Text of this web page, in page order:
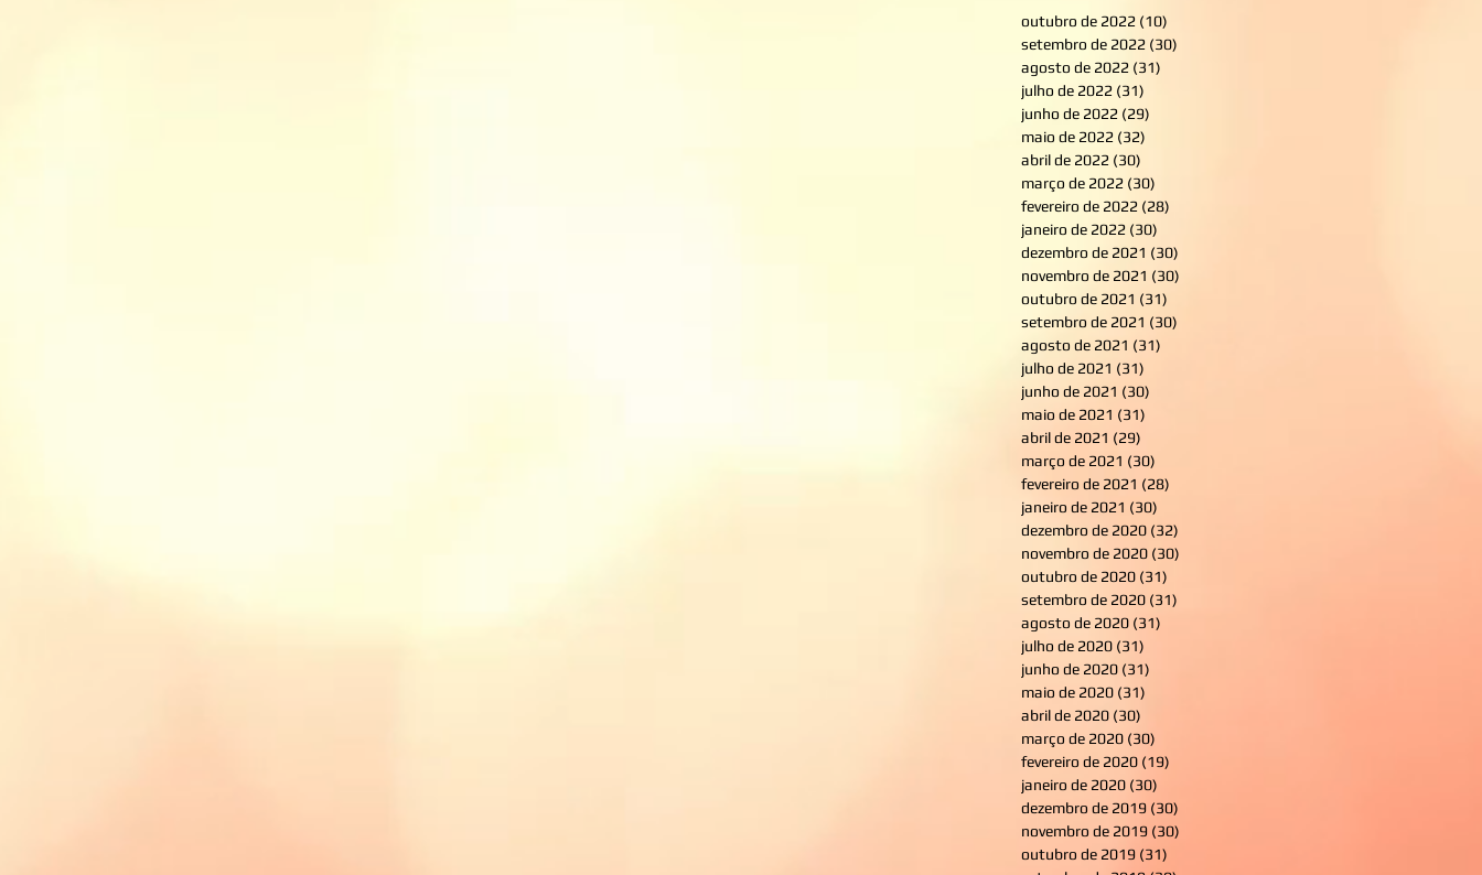
outubro de 2022 (10)
setembro de 2022 (30)
agosto de 2022 (31)
julho de 2022 (31)
junho de 2022 (29)
maio de 2022 (32)
abril de 2022 (30)
março de 2022 (30)
fevereiro de 2022 (28)
janeiro de 2022 (30)
dezembro de 2021 (30)
novembro de 2021 (30)
outubro de 2021 (31)
setembro de 2021 (30)
agosto de 2021 (31)
julho de 2021 (31)
junho de 2021 (30)
maio de 2021 (31)
abril de 2021 (29)
março de 2021 (30)
fevereiro de 2021 (28)
janeiro de 2021 (30)
dezembro de 2020 (32)
novembro de 2020 (30)
outubro de 2020 (31)
setembro de 2020 (31)
agosto de 2020 (31)
julho de 2020 (31)
junho de 2020 (31)
maio de 2020 (31)
abril de 2020 (30)
março de 2020 (30)
fevereiro de 2020 (19)
janeiro de 2020 (30)
dezembro de 2019 (30)
novembro de 2019 (30)
outubro de 2019 (31)